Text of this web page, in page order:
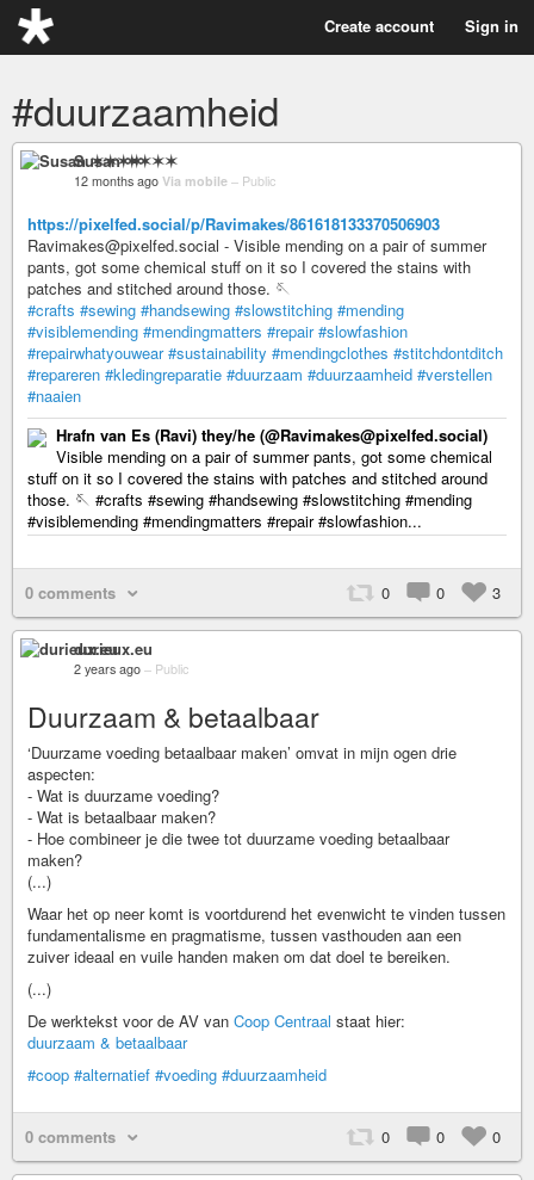
Create account Sign in
#duurzaamheid
Susan ✶✶✶✶
12 months ago Via mobile – Public
https://pixelfed.social/p/Ravimakes/861618133370506903
Ravimakes@pixelfed.social - Visible mending on a pair of summer
pants, got some chemical stuff on it so I covered the stains with
patches and stitched around those. 🪡
#crafts #sewing #handsewing #slowstitching #mending
#visiblemending #mendingmatters #repair #slowfashion
#repairwhatyouwear #sustainability #mendingclothes #stitchdontditch
#repareren #kledingreparatie #duurzaam #duurzaamheid #verstellen
#naaien
Hrafn van Es (Ravi) they/he (@Ravimakes@pixelfed.social)
Visible mending on a pair of summer pants, got some chemical
stuff on it so I covered the stains with patches and stitched around
those. 🪡 #crafts #sewing #handsewing #slowstitching #mending
#visiblemending #mendingmatters #repair #slowfashion...
0 comments 0 0 3
durieux.eu
2 years ago – Public
Duurzaam & betaalbaar
‘Duurzame voeding betaalbaar maken’ omvat in mijn ogen drie
aspecten:
- Wat is duurzame voeding?
- Wat is betaalbaar maken?
- Hoe combineer je die twee tot duurzame voeding betaalbaar
maken?
(...)
Waar het op neer komt is voortdurend het evenwicht te vinden tussen
fundamentalisme en pragmatisme, tussen vasthouden aan een
zuiver ideaal en vuile handen maken om dat doel te bereiken.
(...)
De werktekst voor de AV van Coop Centraal staat hier:
duurzaam & betaalbaar
#coop #alternatief #voeding #duurzaamheid
0 comments 0 0 0